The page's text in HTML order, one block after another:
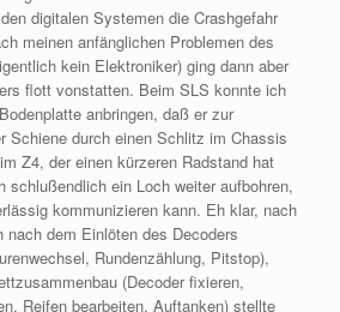
digitalen Systemen die Crashgefahr
meinen anfänglichen Problemen des
kein Elektroniker) ging dann aber
flott vonstatten. Beim SLS konnte ich
anbringen, daß er zur
Schiene durch einen Schlitz im Chassis
Z4, der einen kürzeren Radstand hat
schlußendlich ein Loch weiter aufbohren,
kommunizieren kann. Eh klar, nach
nach dem Einlöten des Decoders
Rundenzählung, Pitstop),
(Decoder fixieren,
Reifen bearbeiten, Auftanken) stellte